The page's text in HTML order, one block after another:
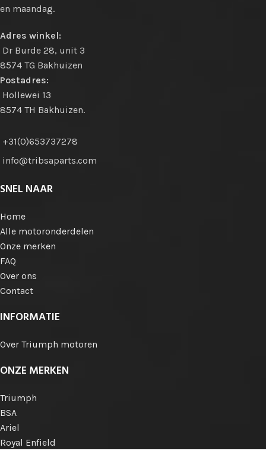
en maandag.
Adres winkel:
Dr Burde 28, unit 3
8574 TG Bakhuizen
Postadres:
Hollewei 13
8574 TH Bakhuizen.
+31(0)653737278
info@tribsaparts.com
SNEL NAAR
Home
Alle motoronderdelen
Onze merken
FAQ
Over ons
Contact
INFORMATIE
Over Triumph motoren
ONZE MERKEN
Triumph
BSA
Ariel
Royal Enfield